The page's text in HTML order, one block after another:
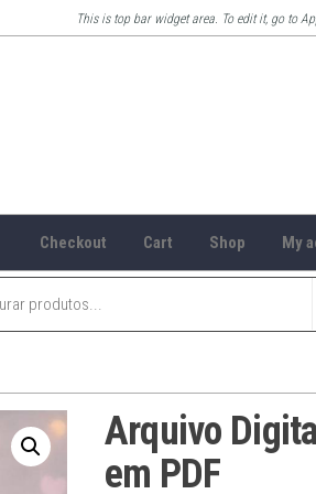
This is top bar widget area. To edit it, go to
Checkout Cart Shop My
Arquivo
em PDF